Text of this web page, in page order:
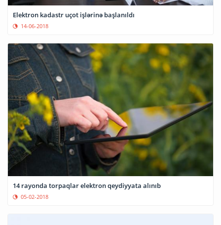
Elektron kadastr uçot işlərinə başlanıldı
14-06-2018
14 rayonda torpaqlar elektron qeydiyyata alınıb
05-02-2018